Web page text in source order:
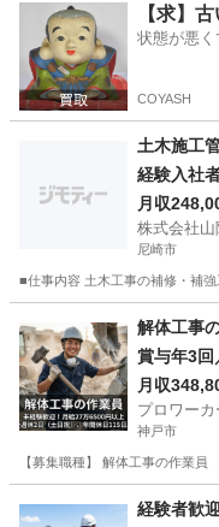
神戸市 大蔵谷駅
【求】
状態が悪く
COYASH
土木施工
経験入社
ン】
月収
株式会社
尼崎市
■仕事内容 土木工事の補修・補
施工管理
解体工事
賞与年3回
月収
プロワー
神戸市
【募集職種】 解体工事の作業
その他
経験者歓